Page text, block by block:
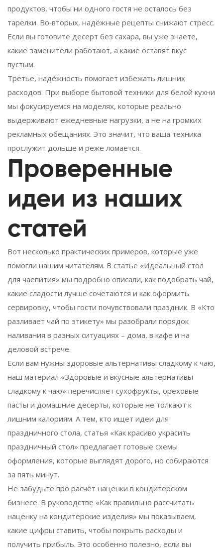
продуктов, чтобы ни одного гостя не осталось без
тарелки. Во‑вторых, надёжные рецепты снижают стресс.
Если вы готовите десерт без сахара, вы уже знаете,
какие заменители работают, а какие оставят вкус
пустым.
Третье, надёжность помогает избежать лишних
расходов. При выборе бытовой техники для белой кухни
мы фокусируемся на моделях, которые реально
выдерживают ежедневные нагрузки, а не на громких
рекламных обещаниях. Это значит, что ваша техника
прослужит дольше и реже ломается.
Проверенные
идеи из наших
статей
Вот несколько практических примеров, которые уже
помогли нашим читателям. В статье «Идеальный стол
для чаепития» мы подробно описали, как подобрать чай,
какие сладости лучше сочетаются и как оформить
сервировку, чтобы гости почувствовали праздник. В «Кто
разливает чай по этикету» мы разобрали порядок
наливания в разных ситуациях – дома, в кафе и на
деловой встрече.
Если вам нужны здоровые альтернативы сладкому к чаю,
наш материал «Здоровые и вкусные альтернативы
сладкому к чаю» перечисляет сухофрукты, ореховые
пасты и домашние десерты, которые не толкают к
лишним калориям. А тем, кто ищет идеи для
праздничного стола, статья «Как красиво украсить
праздничный стол» предлагает готовые схемы
оформления, которые выглядят дорого, но собираются
за пять минут.
Не забудьте про расчёт наценки в кондитерском
бизнесе. В руководстве «Как правильно рассчитать
наценку на кондитерские изделия» мы показываем,
какие цифры ставить, чтобы покрыть расходы и
получить прибыль. Это особенно полезно, если вы